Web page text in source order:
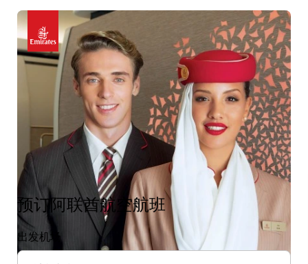
预订阿联酋航空航班
出发机场